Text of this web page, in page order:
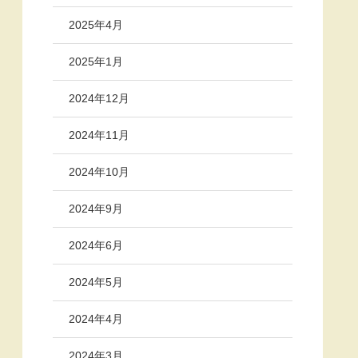
2025年4月
2025年1月
2024年12月
2024年11月
2024年10月
2024年9月
2024年6月
2024年5月
2024年4月